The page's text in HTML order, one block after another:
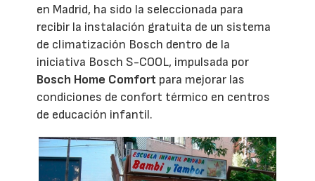
en Madrid, ha sido la seleccionada para
recibir la instalación gratuita de un sistema
de climatización Bosch dentro de la
iniciativa Bosch S-COOL, impulsada por
Bosch Home Comfort para mejorar las
condiciones de confort térmico en centros
de educación infantil.